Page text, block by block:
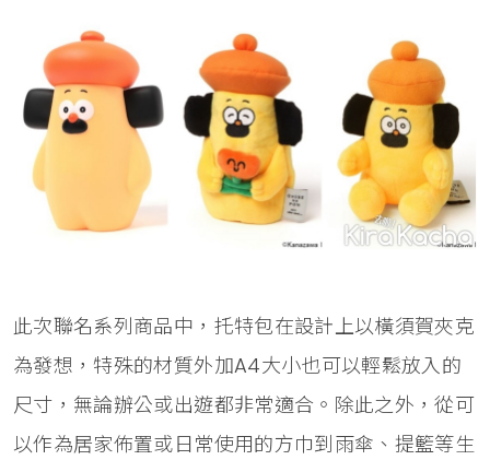
此次聯名系列商品中，托特包在設計上以橫須賀夾克
為發想，特殊的材質外加A4大小也可以輕鬆放入的
尺寸，無論辦公或出遊都非常適合。除此之外，從可
以作為居家佈置或日常使用的方巾到雨傘、提籃等生